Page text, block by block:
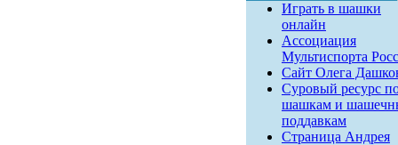
Играть в шашки
онлайн
Ассоциация
Мультиспорта
Сайт Олега
Суровый ресурс
шашкам и
поддавкам
Страница Андрея